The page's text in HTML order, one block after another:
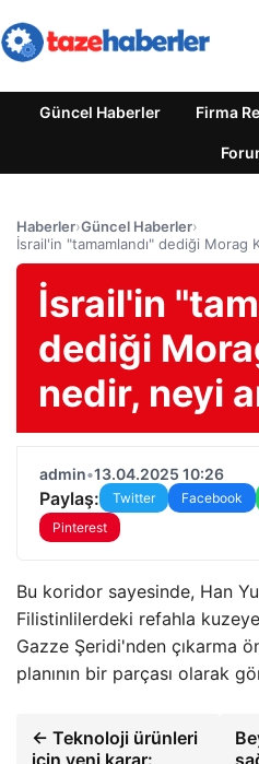
Güncel Haberler Firma
Haberler›Güncel Haberler›
İsrail'in "tamamlandı" dediği Morag
İsrail'in
dediği
nedir, neyi
admin•13.04.2025 10:26
Paylaş: Twitter Facebook
Pinterest
Bu koridor sayesinde, Han
Filistinlilerdeki refahla
Gazze Şeridi'nden çıkarma
planının bir parçası olarak
← Teknoloji ürünleri
için yeni karar: